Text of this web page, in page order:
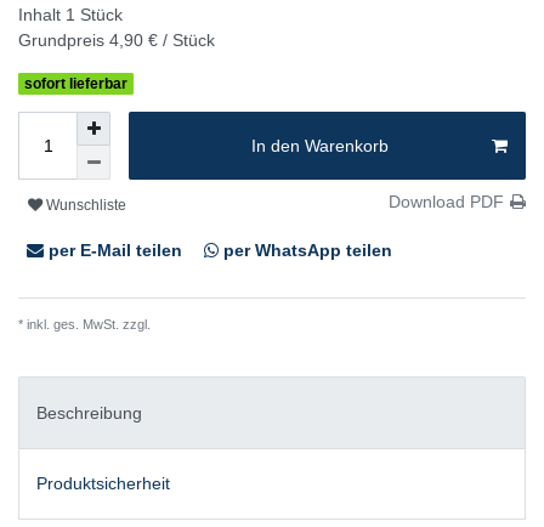
Inhalt 1 Stück
Grundpreis 4,90 € / Stück
sofort lieferbar
In den Warenkorb
Wunschliste Download PDF
per E-Mail teilen per WhatsApp teilen
* inkl. ges. MwSt. zzgl.
Beschreibung
Produktsicherheit